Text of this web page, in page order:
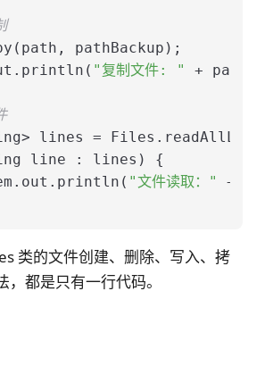
pathBackup);
"复制文件: " + path
line : lines) {
"文件读取："
+
类的文件创建、删除、写入、拷
，都是只有一行代码。